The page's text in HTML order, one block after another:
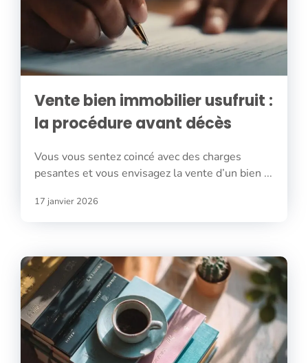
Vente bien immobilier usufruit :
la procédure avant décès
Vous vous sentez coincé avec des charges
pesantes et vous envisagez la vente d’un bien ...
17 janvier 2026